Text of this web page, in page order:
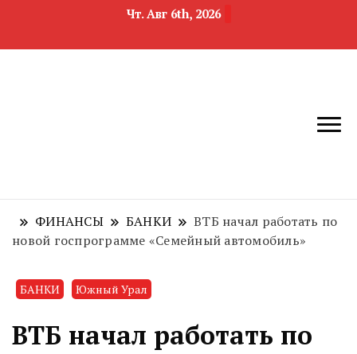
Чт. Авг 6th, 2026
область
недвижимости
ФИНАНСЫ БАНКИ
ВТБ начал работать по
новой госпрограмме «Семейный автомобиль»
БАНКИ Южный Урал
ВТБ начал работать по